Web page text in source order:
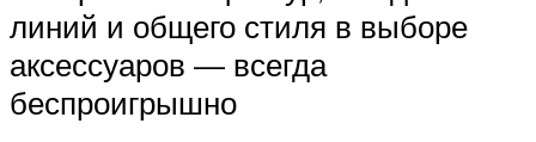
линий и общего стиля в выборе
аксессуаров — всегда
беспроигрышно